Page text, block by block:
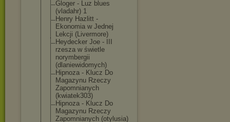
Gloger - Luz blues
(vladahr) 1
Henry Hazlitt -
Ekonomia w Jednej
Lekcji (Livermore)
Heydecker Joe - III
rzesza w świetle
norymbergii
(dlaniewidomyc h)
Hipnoza - Klucz Do
Magazynu Rzeczy
Zapomnianych
(kwiatek303)
Hipnoza - Klucz Do
Magazynu Rzeczy
Zapomnianych (otylusia)